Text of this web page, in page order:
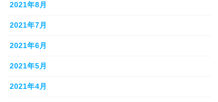
2021年8月
2021年7月
2021年6月
2021年5月
2021年4月